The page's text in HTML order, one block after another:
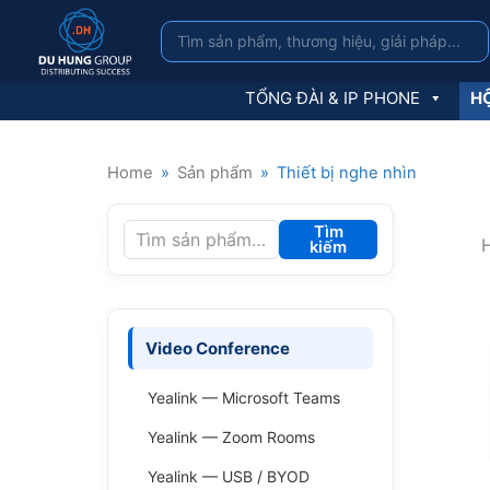
TỔNG ĐÀI & IP PHONE
Home » Sản phẩm » Thiết bị nghe nhìn
Tìm
kiếm
Video Conference
Yealink — Microsoft Teams
Yealink — Zoom Rooms
Yealink — USB / BYOD